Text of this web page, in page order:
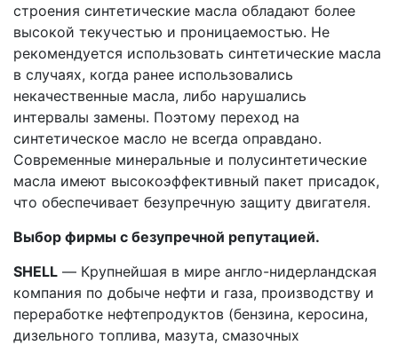
строения синтетические масла обладают более
высокой текучестью и проницаемостью. Не
рекомендуется использовать синтетические масла
в случаях, когда ранее использовались
некачественные масла, либо нарушались
интервалы замены. Поэтому переход на
синтетическое масло не всегда оправдано.
Современные минеральные и полусинтетические
масла имеют высокоэффективный пакет присадок,
что обеспечивает безупречную защиту двигателя.
Выбор фирмы с безупречной репутацией.
SHELL — Крупнейшая в мире англо-нидерландская
компания по добыче нефти и газа, производству и
переработке нефтепродуктов (бензина, керосина,
дизельного топлива, мазута, смазочных